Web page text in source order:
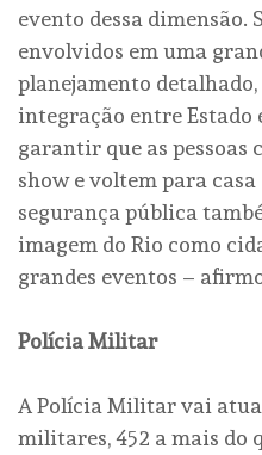
evento dessa dimensão.
envolvidos em uma
planejamento
integração entre Estado
garantir que as pessoas
show e voltem para
segurança pública
imagem do Rio como
grandes eventos –
Polícia Militar
A Polícia Militar vai
militares, 452 a mais do